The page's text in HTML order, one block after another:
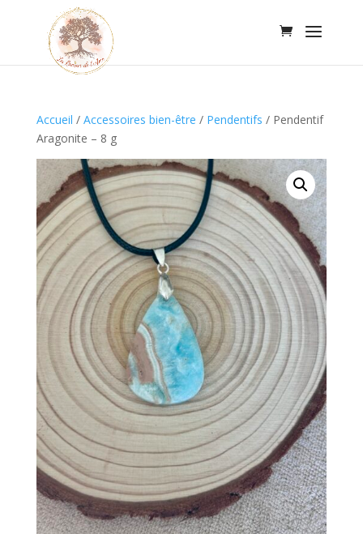
Accueil / Accessoires bien-être / Pendentifs / Pendentif
Aragonite – 8 g